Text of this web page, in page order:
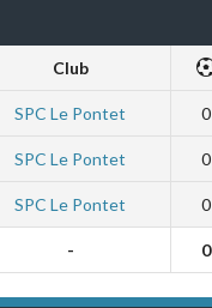
Club
SPC Le Pontet 0
SPC Le Pontet 0
SPC Le Pontet 0
- 0